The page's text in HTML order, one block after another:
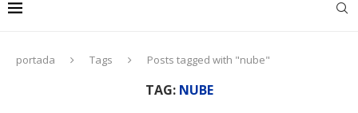
portada Tags Posts tagged with "nube"
TAG: NUBE